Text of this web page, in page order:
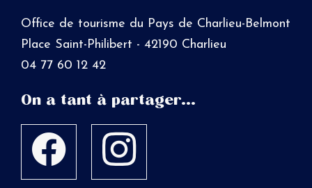
Office de tourisme du Pays de Charlieu-Belmont
Place Saint-Philibert - 42190 Charlieu
04 77 60 12 42
On a tant à partager...